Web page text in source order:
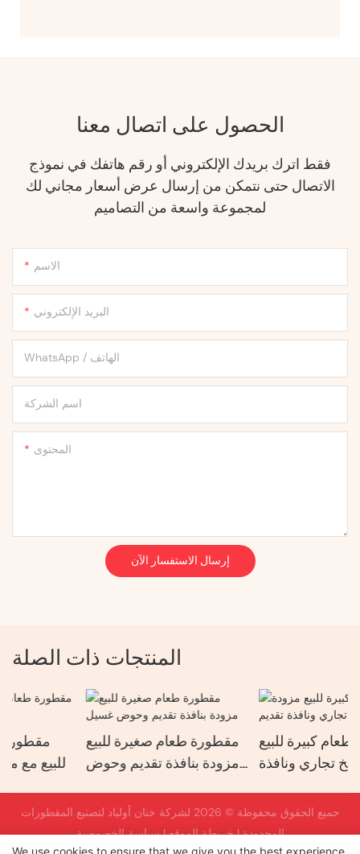
الحصول على اتصال معنا
فقط اترك بريدك الإلكتروني أو رقم هاتفك في نموذج
الاتصال حتى نتمكن من إرسال عرض أسعار مجاني لك
لمجموعة واسعة من التصاميم
الاسم
البريد الإلكتروني
WhatsApp / الهاتف
اسم الشركة
المحتوى
إرسال الاستفسار الآن
المنتجات ذات الصلة
مقطورة طعام صغيرة للبيع
مزودة بنافذة تقديم وحوض
مقطورة طعام كبيرة للبيع
مزودة بمطبخ تجاري ونافذة
جميع الحقوق محفوظة © 2026 لشركة خنان أولياد لتصنيع المقطورات
المحدودة |خريطة الموقع |سياسة الخصوصية
We use cookies to ensure that we give you the best experience